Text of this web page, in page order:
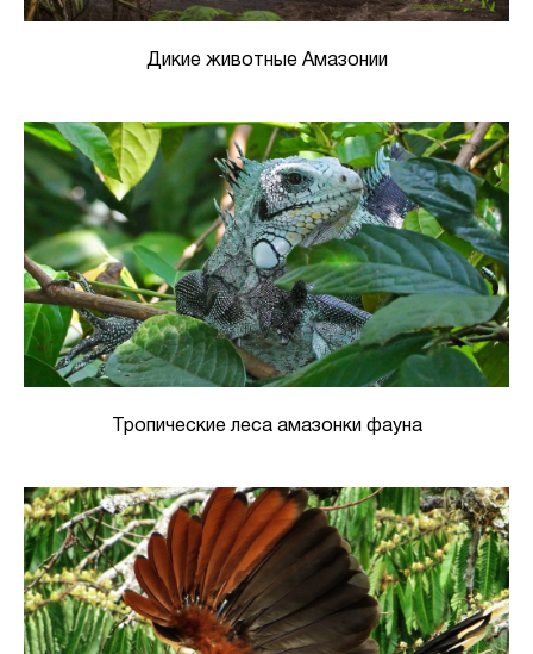
Дикие животные Амазонии
Тропические леса амазонки фауна